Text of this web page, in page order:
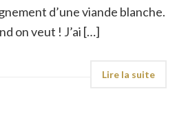
d’une viande blanche.
on veut ! J’ai […]